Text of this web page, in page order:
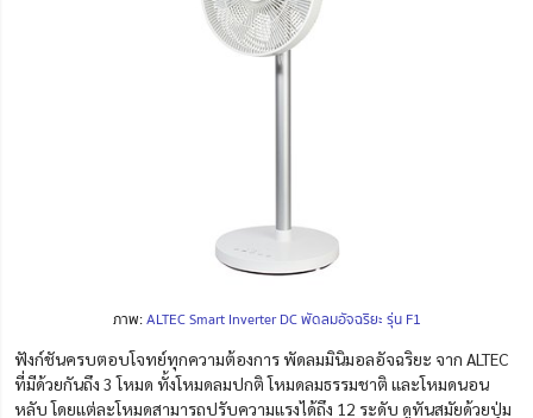
ภาพ:ALTEC Smart Inverter DC พัดลมอัจฉริยะ รุ่น F1
ฟังก์ชันครบตอบโจทย์ทุกความต้องการ พัดลมมินิมอลอัจฉริยะ จาก ALTEC
ที่มีด้วยกันถึง 3 โหมด ทั้งโหมดลมปกติ โหมดลมธรรมชาติ และโหมดนอน
หลับ โดยแต่ละโหมดสามารถปรับความแรงได้ถึง 12 ระดับ ดูทันสมัยด้วยปุ่ม